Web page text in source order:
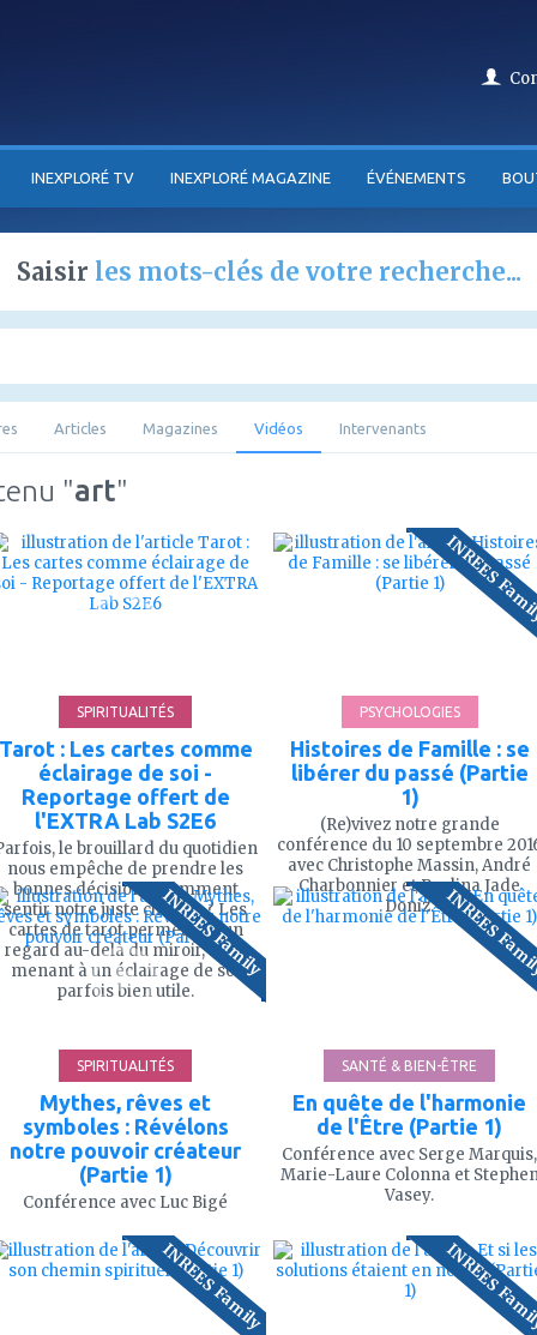
INEXPLORÉ TV INEXPLORÉ MAGAZINE ÉVÉNEMENTS
Saisir les mots-clés de votre recherche...
Articles Magazines Vidéos Intervenants
"art"
à
mes
favoris
SPIRITUALITÉS
Tarot : Les cartes comme
éclairage de soi -
Reportage offert de
l'EXTRA Lab S2E6
le brouillard du quotidien
nous empêche de prendre les
bonnes décisions. Comment
sentir notre juste chemin ? Les
cartes de tarot permettent un
regard au-delà du miroir, nous
menant à un éclairage de soi
parfois bien utile.
à
mes
INREES
PSYCHOLOGIES
Histoires de Famille : se
libérer du passé (Partie
1)
(Re)vivez notre grande
conférence du 10 septembre
avec Christophe Massin, André
Charbonnier et Paulina Jade
Doniz.
ajouter
à
mes
favoris
INREES Family
SPIRITUALITÉS
Mythes, rêves et
symboles : Révélons
notre pouvoir créateur
(Partie 1)
Conférence avec Luc Bigé
ajouter
à
mes
INREES
SANTÉ & BIEN-ÊTRE
En quête de l'harmonie
de l'Être (Partie 1)
Conférence avec Serge Marquis,
Marie-Laure Colonna et
Vasey.
à
mes
INREES Family
à
mes
INREES